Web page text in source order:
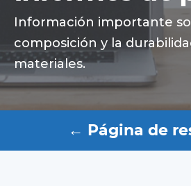
Información importante
composición y la
materiales.
← Página de